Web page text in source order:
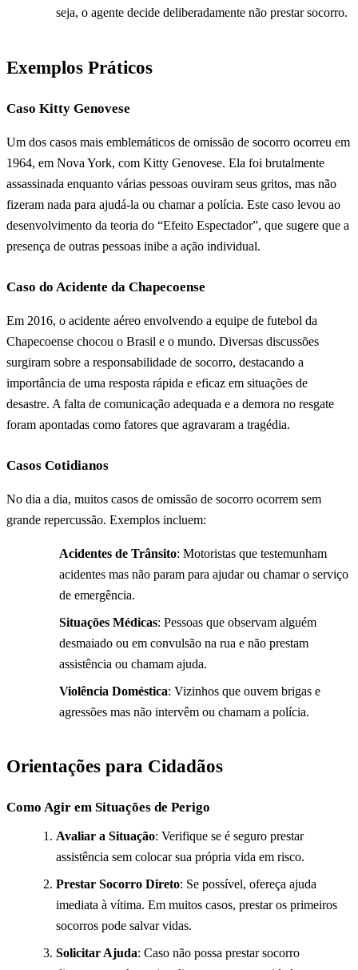
seja, o agente decide deliberadamente não prestar socorro.
Exemplos Práticos
Caso Kitty Genovese
Um dos casos mais emblemáticos de omissão de socorro ocorreu em
1964, em Nova York, com Kitty Genovese. Ela foi brutalmente
assassinada enquanto várias pessoas ouviram seus gritos, mas não
fizeram nada para ajudá-la ou chamar a polícia. Este caso levou ao
desenvolvimento da teoria do “Efeito Espectador”, que sugere que a
presença de outras pessoas inibe a ação individual.
Caso do Acidente da Chapecoense
Em 2016, o acidente aéreo envolvendo a equipe de futebol da
Chapecoense chocou o Brasil e o mundo. Diversas discussões
surgiram sobre a responsabilidade de socorro, destacando a
importância de uma resposta rápida e eficaz em situações de
desastre. A falta de comunicação adequada e a demora no resgate
foram apontadas como fatores que agravaram a tragédia.
Casos Cotidianos
No dia a dia, muitos casos de omissão de socorro ocorrem sem
grande repercussão. Exemplos incluem:
Acidentes de Trânsito: Motoristas que testemunham
acidentes mas não param para ajudar ou chamar o serviço
de emergência.
Situações Médicas: Pessoas que observam alguém
desmaiado ou em convulsão na rua e não prestam
assistência ou chamam ajuda.
Violência Doméstica: Vizinhos que ouvem brigas e
agressões mas não intervêm ou chamam a polícia.
Orientações para Cidadãos
Como Agir em Situações de Perigo
Avaliar a Situação: Verifique se é seguro prestar
assistência sem colocar sua própria vida em risco.
Prestar Socorro Direto: Se possível, ofereça ajuda
imediata à vítima. Em muitos casos, prestar os primeiros
socorros pode salvar vidas.
Solicitar Ajuda: Caso não possa prestar socorro